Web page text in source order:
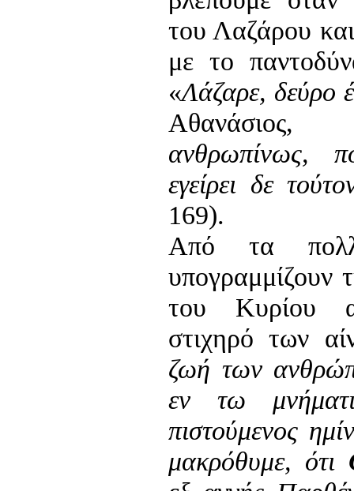
του Λαζάρου
με το
«Λάζαρε, δεύρο
Αθανάσιος,
ανθρωπίνως,
εγείρει δε
169).
Από τα
υπογραμμίζουν
του Κυρίου
στιχηρό των
ζωή των
εν τω
πιστούμενος
μακρόθυμε, ότι